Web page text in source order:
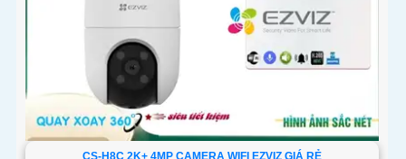
CS-H8C 2K+ 4MP CAMERA WIFI EZVIZ GIÁ RẺ